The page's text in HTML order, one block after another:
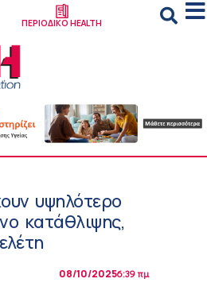
ΠΕΡΙΟΔΙΚΟ HEALTH
υψηλότερο
κατάθλιψης,
08/10/20256:39 πμ